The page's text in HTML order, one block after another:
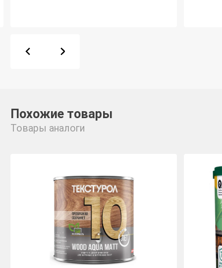
Похожие товары
Товары аналоги